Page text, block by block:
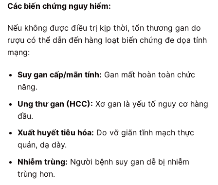
Các biến chứng nguy hiểm:
Nếu không được điều trị kịp thời, tổn thương gan do
rượu có thể dẫn đến hàng loạt biến chứng đe dọa tính
mạng:
Suy gan cấp/mãn tính: Gan mất hoàn toàn chức
năng.
Ung thư gan (HCC): Xơ gan là yếu tố nguy cơ hàng
đầu.
Xuất huyết tiêu hóa: Do vỡ giãn tĩnh mạch thực
quản, dạ dày.
Nhiễm trùng: Người bệnh suy gan dễ bị nhiễm
trùng hơn.